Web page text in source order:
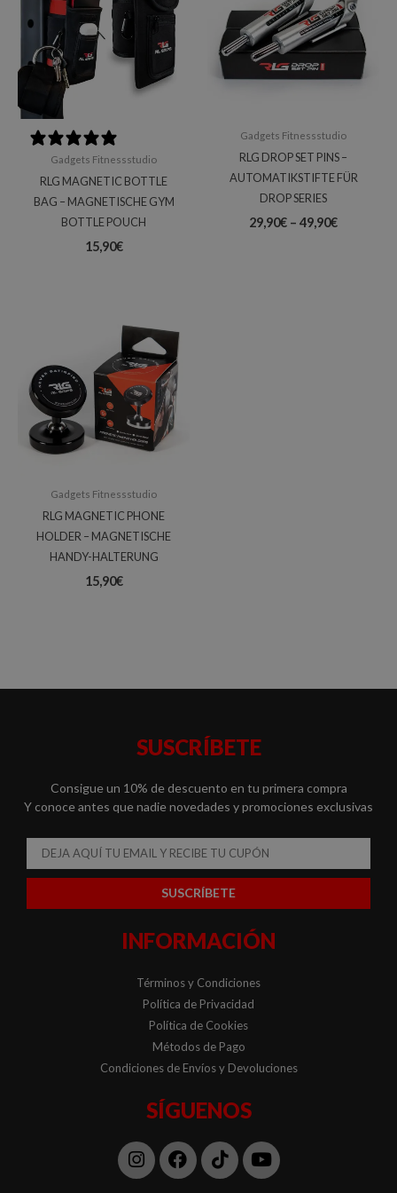
Gadgets Fitnessstudio
RLG MAGNETIC BOTTLE
BAG – MAGNETISCHE GYM
BOTTLE POUCH
15,90€
Gadgets Fitnessstudio
RLG DROP SET PINS –
AUTOMATIKSTIFTE FÜR
DROP SERIES
29,90€ – 49,90€
Gadgets Fitnessstudio
RLG MAGNETIC PHONE
HOLDER – MAGNETISCHE
HANDY-HALTERUNG
15,90€
SÍGUENOS
Instagram
Facebook
TiktokYoutube
INFORMACIÓN
Términos y Condiciones
Política de Privacidad
Política de Cookies
Métodos de Pago
Condiciones de Envíos y Devoluciones
SUSCRÍBETE
Consigue un 10% de descuento en tu primera compra
Y conoce antes que nadie novedades y promociones exclusivas
SUSCRÍBETE